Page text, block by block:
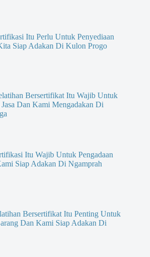
Itu Perlu Untuk Penyediaan
Siap Adakan Di Kulon Progo
Bersertifikat Itu Wajib Untuk
Dan Kami Mengadakan Di
Itu Wajib Untuk Pengadaan
Siap Adakan Di Ngamprah
Bersertifikat Itu Penting Untuk
Dan Kami Siap Adakan Di